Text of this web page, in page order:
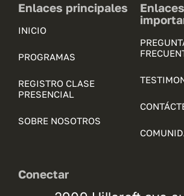
Enlaces principales
INICIO
PROGRAMAS
REGISTRO CLASE
PRESENCIAL
SOBRE NOSOTROS
Enlaces
Conectar